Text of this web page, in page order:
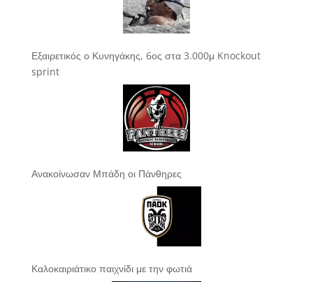
Εξαιρετικός ο Κυνηγάκης, 6ος στα 3.000μ Knockout
sprint
Ανακοίνωσαν Μπάδη οι Πάνθηρες
Καλοκαιριάτικο παιχνίδι με την φωτιά